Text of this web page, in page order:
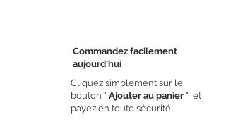
Commandez facilement
aujourd'hui
Cliquez simplement sur le
bouton " Ajouter au panier " et
payez en toute sécurité